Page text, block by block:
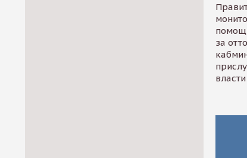
за
власти